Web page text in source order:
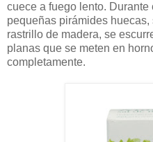
cuece a fuego lento. Durante
pequeñas pirámides
rastrillo de madera, se
planas que se meten en
completamente.